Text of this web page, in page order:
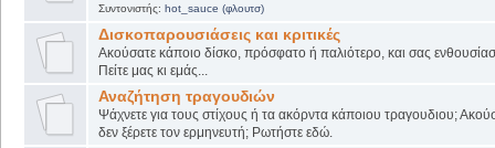
Συντονιστής: hot_sauce (φλουτσ)
Δισκοπαρουσιάσεις και κριτικές
Ακούσατε κάποιο δίσκο, πρόσφατο ή παλιότερο, και σας
Πείτε μας κι εμάς...
Αναζήτηση τραγουδιών
Ψάχνετε για τους στίχους ή τα ακόρντα κάποιου τραγουδιου;
δεν ξέρετε τον ερμηνευτή; Ρωτήστε εδώ.